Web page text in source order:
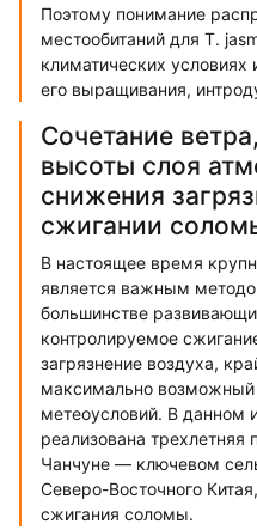
Поэтому понимание
местообитаний для T.
климатических
его выращивания,
Сочетание
высоты слоя
снижения
сжигании
В настоящее время
является важным
большинстве
контролируемое
загрязнение воздуха,
максимально возможный
метеоусловий. В данном
реализована
Чанчуне — ключевом
Северо-Восточного
сжигания соломы.